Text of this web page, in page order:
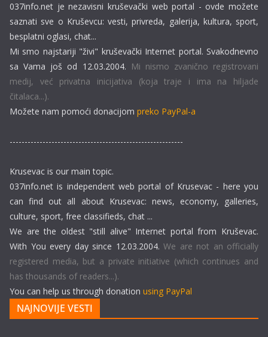
037info.net je nezavisni kruševački web portal - ovde možete
saznati sve o Kruševcu: vesti, privreda, galerija, kultura, sport,
besplatni oglasi, chat...
Mi smo najstariji "živi" kruševački Internet portal. Svakodnevno
sa Vama još od 12.03.2004. Mi nismo zvanično registrovani
medij, već privatna inicijativa (koja traje i ima na hiljade
čitalaca...).
Možete nam pomoći donacijom preko PayPal-a
----------------------------------------------------------
Krusevac is our main topic.
037info.net is independent web portal of Krusevac - here you
can find out all about Krusevac: news, economy, galleries,
culture, sport, free classifieds, chat ...
We are the oldest "still alive" Internet portal from Kruševac.
With You every day since 12.03.2004. We are not an officially
registered media, but a private initiative (which continues and
has thousands of readers...).
You can help us through donation using PayPal
NAJNOVIJE VESTI